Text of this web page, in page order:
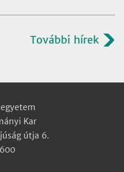
További hírek
Kar
útja 6.